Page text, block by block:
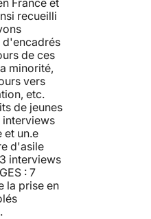
recueilli
d'encadrés
de ces
minorité,
vers
etc.
de jeunes
interviews
et un.e
d'asile
interviews
: 7
la prise en